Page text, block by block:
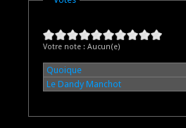
Votre note : Aucun(e)
Quoique
Le Dandy Manchot